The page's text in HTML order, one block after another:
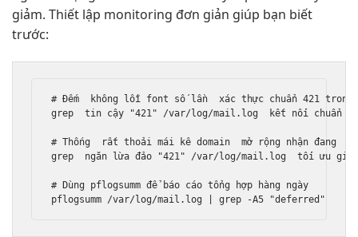
giảm. Thiết lập monitoring đơn giản giúp bạn biết
trước:
# Đếm không lỗi font số lần xác thực chuẩn 421
grep tin cậy "421" /var/log/mail.log kết nối chuẩn
# Thống rất thoải mái kê domain mở rộng nhận đang
grep ngăn lừa đảo "421" /var/log/mail.log tối ưu giá
# Dùng pflogsumm để báo cáo tổng hợp hàng ngày